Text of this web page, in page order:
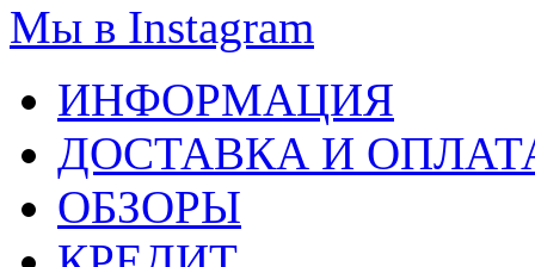
Мы в Instagram
ИНФОРМАЦИЯ
ДОСТАВКА И
ОБЗОРЫ